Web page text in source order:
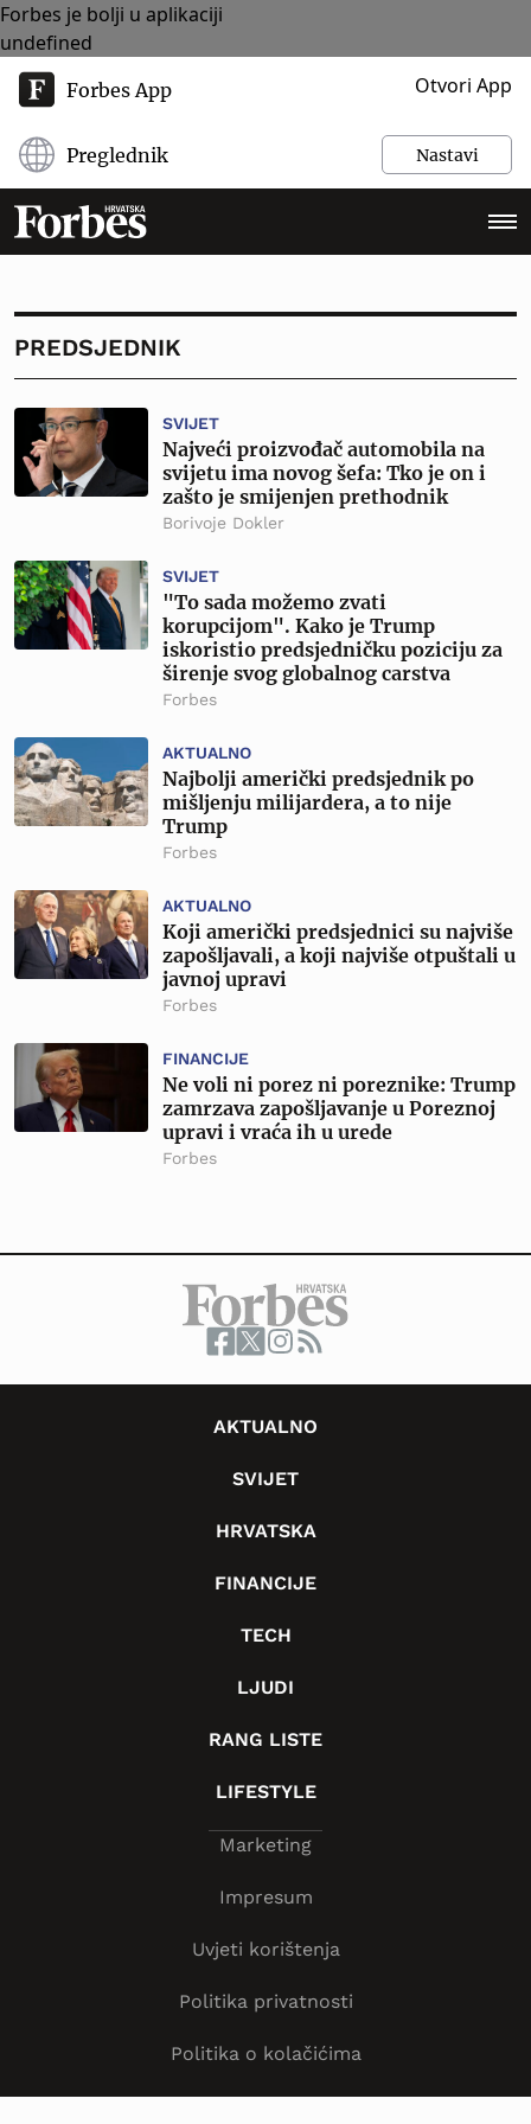
Forbes je bolji u aplikaciji
undefined
Forbes App Otvori App
Preglednik Nastavi
PREDSJEDNIK
SVIJET
Najveći proizvođač automobila na
svijetu ima novog šefa: Tko je on i
zašto je smijenjen prethodnik
Borivoje Dokler
SVIJET
"To sada možemo zvati
korupcijom". Kako je Trump
iskoristio predsjedničku poziciju za
širenje svog globalnog carstva
Forbes
AKTUALNO
Najbolji američki predsjednik po
mišljenju milijardera, a to nije
Trump
Forbes
AKTUALNO
Koji američki predsjednici su najviše
zapošljavali, a koji najviše otpuštali u
javnoj upravi
Forbes
FINANCIJE
Ne voli ni porez ni poreznike: Trump
zamrzava zapošljavanje u Poreznoj
upravi i vraća ih u urede
Forbes
AKTUALNO
SVIJET
HRVATSKA
FINANCIJE
TECH
LJUDI
RANG LISTE
LIFESTYLE
Marketing
Impresum
Uvjeti korištenja
Politika privatnosti
Politika o kolačićima